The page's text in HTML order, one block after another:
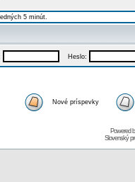
5 minút.
Heslo:
Nové príspevky
Powered
Slovenský